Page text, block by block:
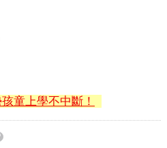
童上學不中斷！